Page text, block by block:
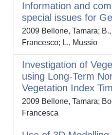
Information and
special issues for
2009 Bellone, Tamara;
Francesco; L., Mussio
Investigation of
using Long-Term
Vegetation Index
2009 Bellone, Tamara;
Francesca